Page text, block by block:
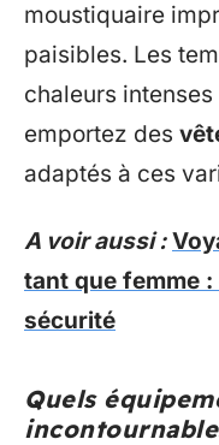
moustiquaire
paisibles. Les
chaleurs
emportez des
adaptés à ces
A voir aussi :
tant que femme
sécurité
Quels